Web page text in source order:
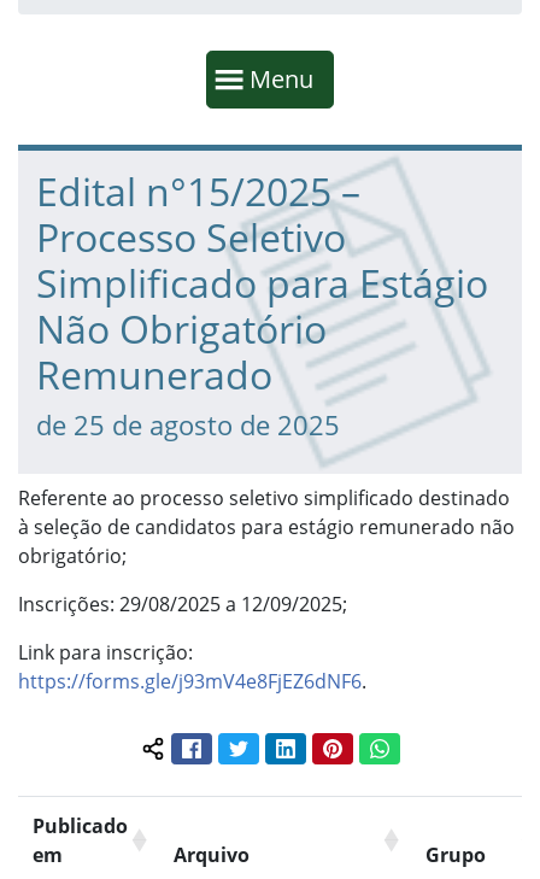
Mostrar
Menu
Fim da navegação
Início do conteúdo
Edital n°15/2025 –
Processo Seletivo
Simplificado para Estágio
Não Obrigatório
Remunerado
de 25 de agosto de 2025
Referente ao processo seletivo simplificado destinado
à seleção de candidatos para estágio remunerado não
obrigatório;
Inscrições: 29/08/2025 a 12/09/2025;
Link para inscrição:
https://forms.gle/j93mV4e8FjEZ6dNF6.
Compartilhar conteúdo:
FacebookTwitterLinkedInPinterestWhatsApp
Publicado
em
Arquivo Grupo